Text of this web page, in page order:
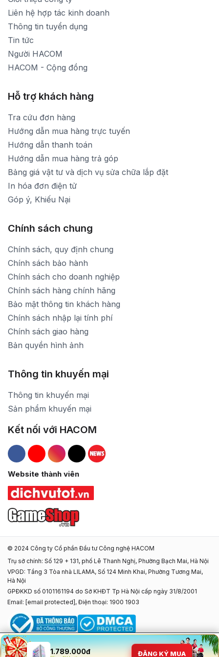
1.789.000đ ĐĂNG KÝ MUA
[email protected]
Thời gian mở cửa: Từ 8h30-20h hàng ngày
Liên hệ hợp tác kinh doanh
Thông tin tuyển dụng
Tin tức
Người HACOM
HACOM - Cộng đồng
Hỗ trợ khách hàng
Tra cứu đơn hàng
Hướng dẫn mua hàng trực tuyến
Hướng dẫn thanh toán
Hướng dẫn mua hàng trả góp
Bảng giá vật tư và dịch vụ sửa chữa lắp đặt
In hóa đơn điện tử
Góp ý, Khiếu Nại
Chính sách chung
Chính sách, quy định chung
Chính sách bảo hành
Chính sách cho doanh nghiệp
Chính sách hàng chính hãng
Bảo mật thông tin khách hàng
Chính sách nhập lại tính phí
Chính sách giao hàng
Bản quyền hình ảnh
Thông tin khuyến mại
Thông tin khuyến mại
Sản phẩm khuyến mại
Kết nối với HACOM
Hacom Facebook
Hacom YouTube
Hacom Instagram
Hacom TikTok
Website thành viên
© 2024 Công ty Cổ phần Đầu tư Công nghệ HACOM
Trụ sở chính: Số 129 + 131, phố Lê Thanh Nghị, Phường Bạch Mai, Hà Nội
VPGD: Tầng 3 Tòa nhà LILAMA, Số 124 Minh Khai, Phường Tương Mai,
Hà Nội
GPĐKKD số 0101161194 do Sở KHĐT Tp Hà Nội cấp ngày 31/8/2001
Email: [email protected] , Điện thoại: 1900 1903